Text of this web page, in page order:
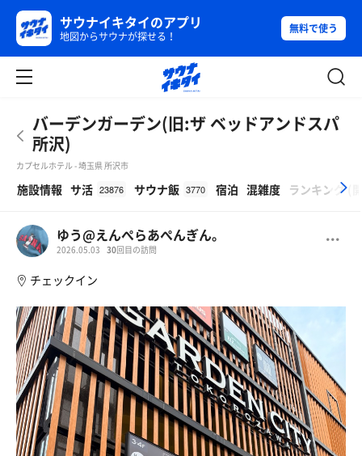
サウナイキタイのアプリ
地図からサウナが探せる！
無料で使う
バーデンガーデン(旧:ザ ベッドアンドスパ
所沢)
カプセルホテル - 埼玉県 所沢市
施設情報 サ活 23876 サウナ飯 3770 宿泊 混雑度 ランキング
ゆう@えんぺらあぺんぎん。
2026.05.03 30回目の訪問
チェックイン